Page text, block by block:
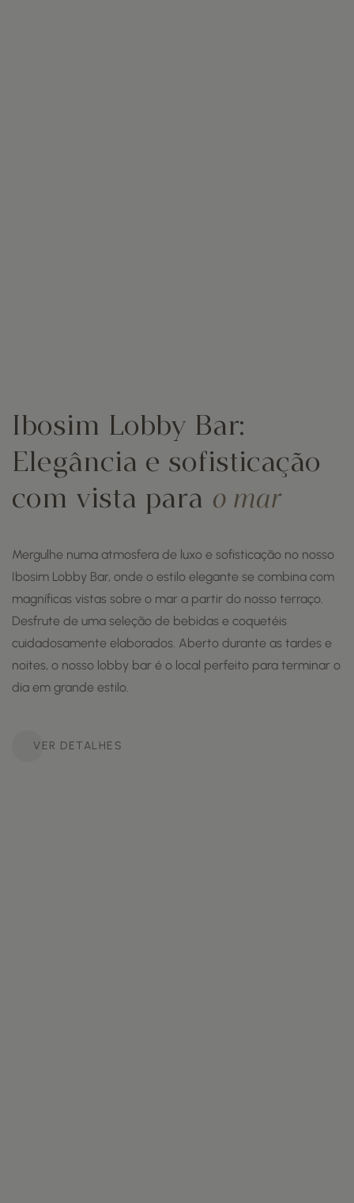
Ibosim Lobby Bar:
Elegância e sofisticação
com vista para o mar
Mergulhe numa atmosfera de luxo e sofisticação no nosso
Ibosim Lobby Bar, onde o estilo elegante se combina com
magníficas vistas sobre o mar a partir do nosso terraço.
Desfrute de uma seleção de bebidas e coquetéis
cuidadosamente elaborados. Aberto durante as tardes e
noites, o nosso lobby bar é o local perfeito para terminar o
dia em grande estilo.
VER DETALHES